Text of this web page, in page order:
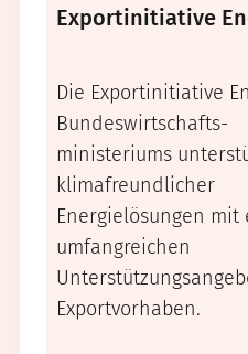
Exportinitiative
Die Exportinitiative
Bundeswirtschafts-
ministeriums
klimafreundlicher
Energielösungen mit
umfangreichen
Exportvorhaben.